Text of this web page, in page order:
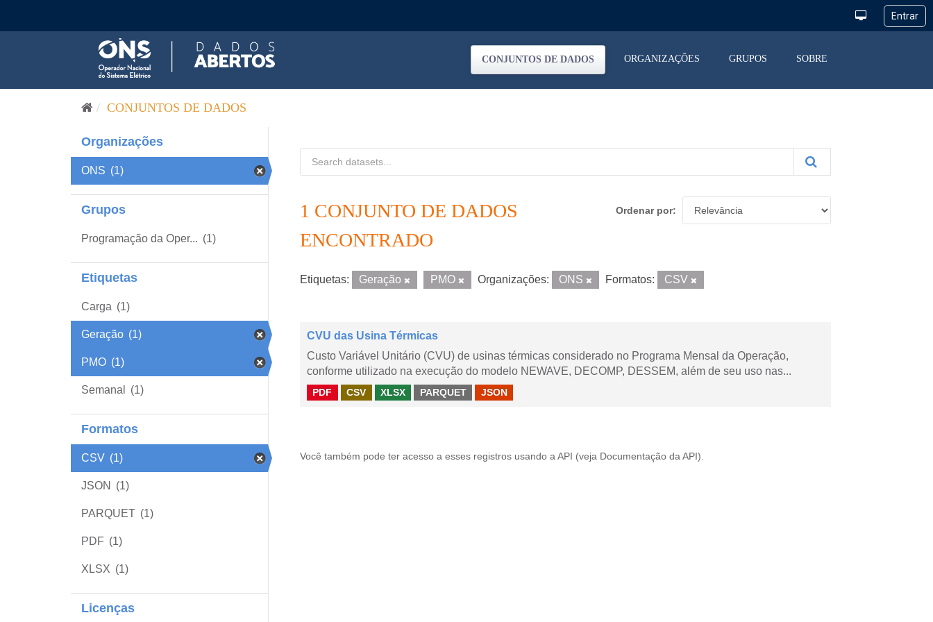
CONJUNTOS DE DADOS ORGANIZAÇÕES GRUPOS SOBRE
CONJUNTOS DE DADOS
Organizações
ONS (1)
Grupos
Programação da Oper... (1)
Etiquetas
Carga (1)
Geração (1)
PMO (1)
Semanal (1)
Formatos
CSV (1)
JSON (1)
PARQUET (1)
PDF (1)
XLSX (1)
Licenças
Ordenar por
1 CONJUNTO DE DADOS
ENCONTRADO
Etiquetas: Geração PMO Organizações: ONS Formatos: CSV
CVU das Usina Térmicas
Custo Variável Unitário (CVU) de usinas térmicas considerado no Programa Mensal da Operação,
conforme utilizado na execução do modelo NEWAVE, DECOMP, DESSEM, além de seu uso nas...
PDF CSV XLSX PARQUET JSON
Você também pode ter acesso a esses registros usando a API (veja Documentação da API ).